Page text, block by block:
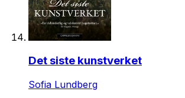
Det siste kunstverket
Sofia Lundberg